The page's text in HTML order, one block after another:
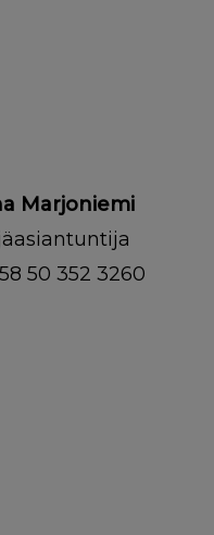
Marjoniemi
50 352 3260